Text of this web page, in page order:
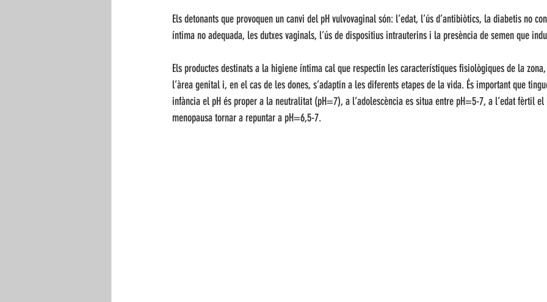
Els detonants que provoquen un canvi del pH vulvovaginal són: l’edat, l’ús d’antibiòtics, la diabetis no
íntima no adequada, les dutxes vaginals, l’ús de dispositius intrauterins i la presència de semen que
Els productes destinats a la higiene íntima cal que respectin les característiques fisiològiques de la
l’àrea genital i, en el cas de les dones, s’adaptin a les diferents etapes de la vida. És important que
infància el pH és proper a la neutralitat (pH=7), a l’adolescència es situa entre pH=5-7, a l’edat fèrtil
menopausa tornar a repuntar a pH=6,5-7.